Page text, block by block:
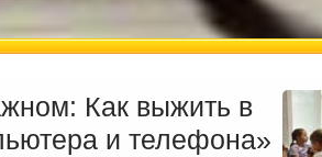
Как выжить в
и телефона»